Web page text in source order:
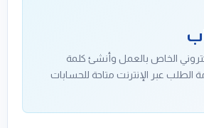
الخاص بالعمل وأنشئ كلمة
الطلب عبر الإنترنت متاحة للحسابات